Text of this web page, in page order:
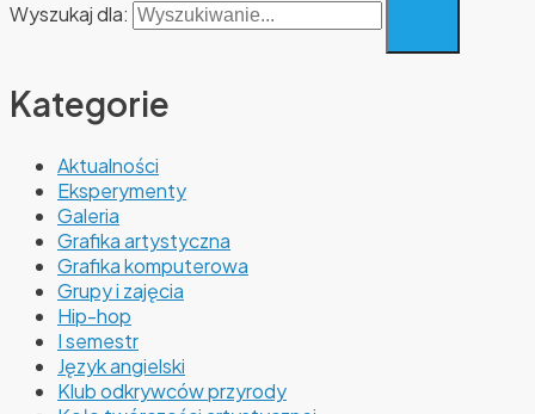
Wyszukaj dla:
Kategorie
Aktualności
Eksperymenty
Galeria
Grafika artystyczna
Grafika komputerowa
Grupy i zajęcia
Hip-hop
I semestr
Język angielski
Klub odkrywców przyrody